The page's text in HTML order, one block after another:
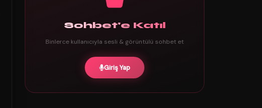
Sohbet'e Katıl
Binlerce kullanıcıyla sesli & görüntülü sohbet et
Giriş Yap